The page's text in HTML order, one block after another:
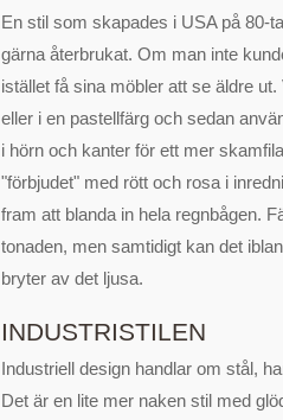
En stil som skapades i USA på 80-
gärna återbrukat. Om man inte
istället få sina möbler att se äldre
eller i en pastellfärg och sedan
i hörn och kanter för ett mer
"förbjudet" med rött och rosa i
fram att blanda in hela regnbågen.
tonaden, men samtidigt kan det
bryter av det ljusa.
INDUSTRISTILEN
Industriell design handlar om stål,
Det är en lite mer naken stil med